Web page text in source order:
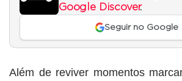
Google Discover.
Seguir no Google
Além de reviver momentos